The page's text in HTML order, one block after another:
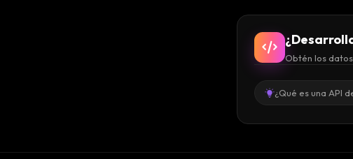
Obtén los
¿Qué es una API